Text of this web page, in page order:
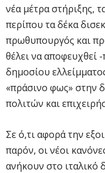
νέα μέτρα στήριξης,
περίπου τα δέκα
πρωθυπουργός και
θέλει να αποφευχθεί
δημοσίου
«πράσινο φως» στην
πολιτών και
Σε ό,τι αφορά την
παρόν, οι νέοι
ανήκουν στο ιταλικό